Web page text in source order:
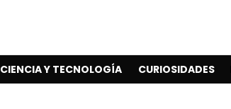
CIENCIA Y TECNOLOGÍA CURIOSIDADES